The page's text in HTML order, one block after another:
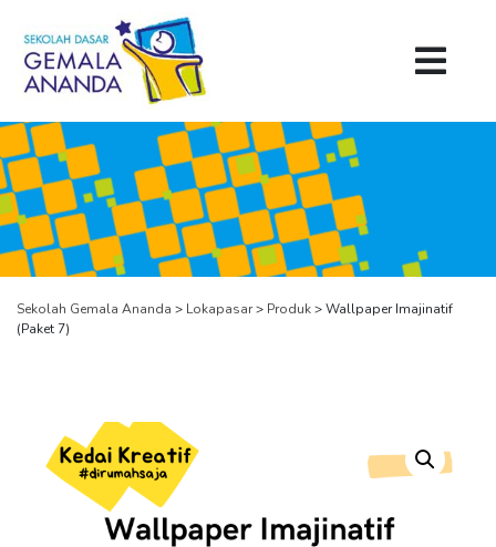
Sekolah Gemala Ananda > Lokapasar> Produk>Wallpaper Imajinatif
(Paket 7)